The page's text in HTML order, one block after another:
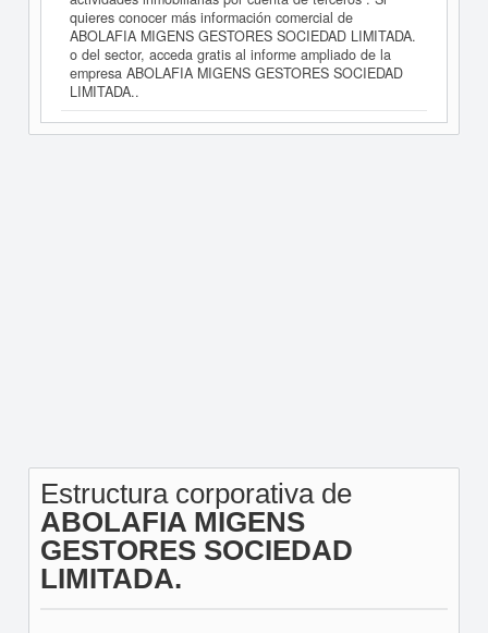
quieres conocer más información comercial de
ABOLAFIA MIGENS GESTORES SOCIEDAD LIMITADA.
o del sector, acceda gratis al informe ampliado de la
empresa ABOLAFIA MIGENS GESTORES SOCIEDAD
LIMITADA..
Estructura corporativa de
ABOLAFIA MIGENS
GESTORES SOCIEDAD
LIMITADA.